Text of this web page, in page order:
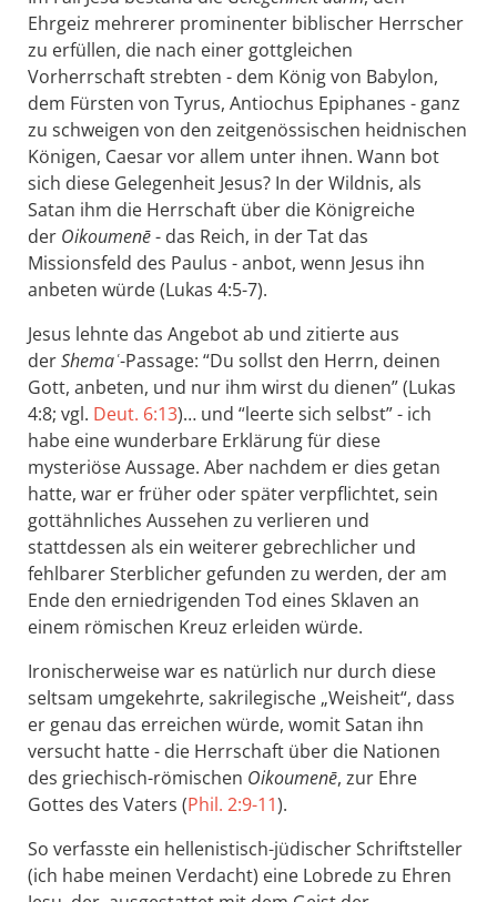
Ehrgeiz mehrerer prominenter biblischer Herrscher
zu erfüllen, die nach einer gottgleichen
Vorherrschaft strebten - dem König von Babylon,
dem Fürsten von Tyrus, Antiochus Epiphanes - ganz
zu schweigen von den zeitgenössischen heidnischen
Königen, Caesar vor allem unter ihnen. Wann bot
sich diese Gelegenheit Jesus? In der Wildnis, als
Satan ihm die Herrschaft über die Königreiche
der Oikoumenē- das Reich, in der Tat das
Missionsfeld des Paulus - anbot, wenn Jesus ihn
anbeten würde (Lukas 4:5-7).
Jesus lehnte das Angebot ab und zitierte aus
derShemaʿ-Passage: “Du sollst den Herrn, deinen
Gott, anbeten, und nur ihm wirst du dienen” (Lukas
4:8; vgl. Deut. 6:13)… und “leerte sich selbst” - ich
habe eine wunderbare Erklärung für diese
mysteriöse Aussage. Aber nachdem er dies getan
hatte, war er früher oder später verpflichtet, sein
gottähnliches Aussehen zu verlieren und
stattdessen als ein weiterer gebrechlicher und
fehlbarer Sterblicher gefunden zu werden, der am
Ende den erniedrigenden Tod eines Sklaven an
einem römischen Kreuz erleiden würde.
Ironischerweise war es natürlich nur durch diese
seltsam umgekehrte, sakrilegische „Weisheit“, dass
er genau das erreichen würde, womit Satan ihn
versucht hatte - die Herrschaft über die Nationen
des griechisch-römischen Oikoumenē, zur Ehre
Gottes des Vaters (Phil. 2:9-11).
So verfasste ein hellenistisch-jüdischer Schriftsteller
(ich habe meinen Verdacht) eine Lobrede zu Ehren